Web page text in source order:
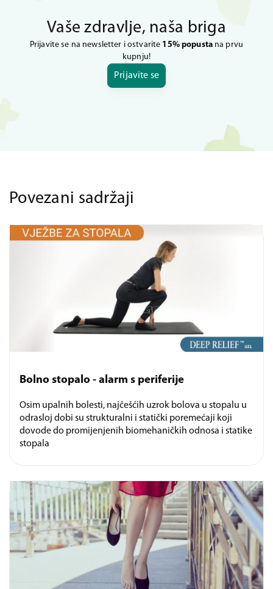
Vaše zdravlje, naša briga
Prijavite se na newsletter i ostvarite 15% popustana prvu
kupnju!
Prijavite se
Povezani sadržaji
Bolno stopalo - alarm s periferije
Osim upalnih bolesti, najčešćih uzrok bolova u stopalu u
odrasloj dobi su strukturalni i statički poremećaji koji
dovode do promijenjenih biomehaničkih odnosa i statike
stopala